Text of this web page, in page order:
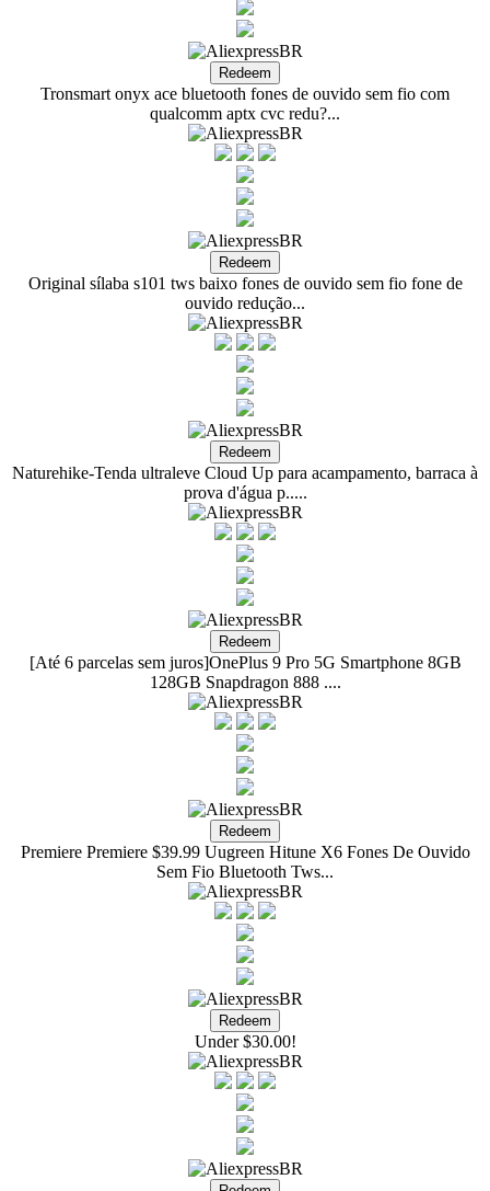
Tronsmart onyx ace bluetooth fones de ouvido sem fio com
qualcomm aptx cvc redu?...
Original sílaba s101 tws baixo fones de ouvido sem fio fone de
ouvido redução...
Naturehike-Tenda ultraleve Cloud Up para acampamento, barraca à
prova d'água p.....
[Até 6 parcelas sem juros]OnePlus 9 Pro 5G Smartphone 8GB
128GB Snapdragon 888 ....
Premiere Premiere $39.99 Uugreen Hitune X6 Fones De Ouvido
Sem Fio Bluetooth Tws...
Under $30.00!